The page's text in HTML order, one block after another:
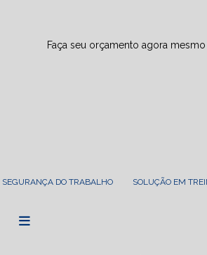
Faça seu orçamento agora mesmo
SEGURANÇA DO TRABALHO SOLUÇÃO EM